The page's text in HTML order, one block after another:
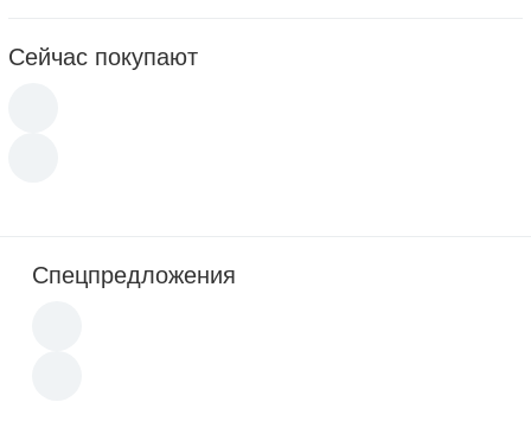
Сейчас покупают
Спецпредложения